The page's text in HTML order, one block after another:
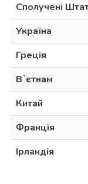
Сполучені
Україна
Греція
Вʼєтнам
Китай
Франція
Ірландія